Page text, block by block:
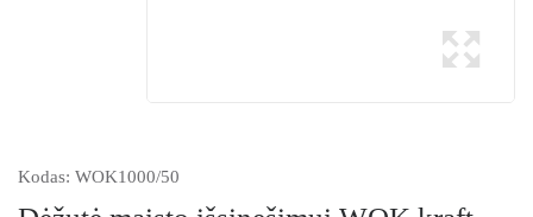
Kodas: WOK1000/50